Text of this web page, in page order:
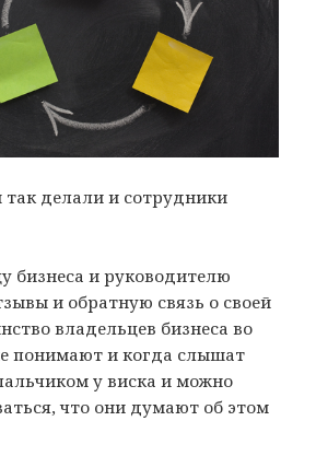
так делали и сотрудники
бизнеса и руководителю
и обратную связь о своей
владельцев бизнеса во
понимают и когда слышат
у виска и можно
что они думают об этом